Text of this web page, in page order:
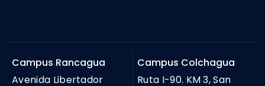
Campus Rancagua
Avenida Libertador
Campus Colchagua
Ruta I-90. KM 3, San